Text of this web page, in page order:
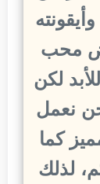
محب
لكن
نعمل
كما
لذلك